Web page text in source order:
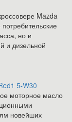
Mazda
но и
и дизельной
5-W30
моторное масло
новейших